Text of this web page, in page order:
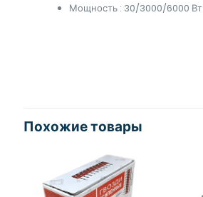
Мощность : 30/3000/6000 Вт
Похожие товары